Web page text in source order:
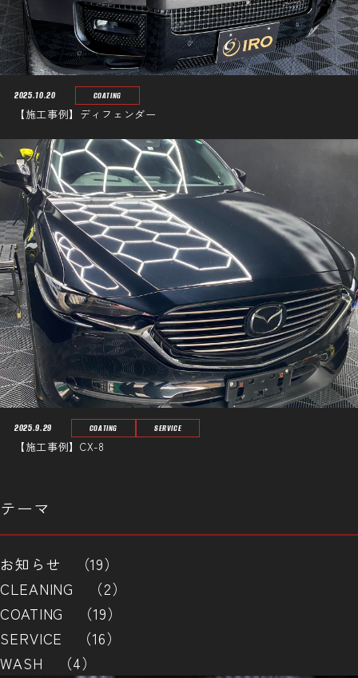
2025.10.20 COATING
【施工事例】ディフェンダー
2025.9.29 COATING SERVICE
【施工事例】CX-8
テーマ
お知らせ （19）
CLEANING （2）
COATING （19）
SERVICE （16）
WASH （4）